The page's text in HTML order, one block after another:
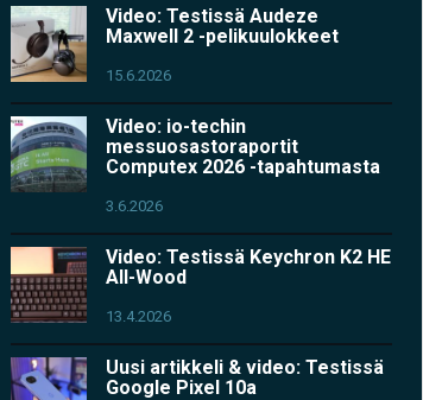
Video: Testissä Audeze
Maxwell 2 -pelikuulokkeet
15.6.2026
Video: io-techin
messuosastoraportit
Computex 2026 -tapahtumasta
3.6.2026
Video: Testissä Keychron K2 HE
All-Wood
13.4.2026
Uusi artikkeli & video: Testissä
Google Pixel 10a